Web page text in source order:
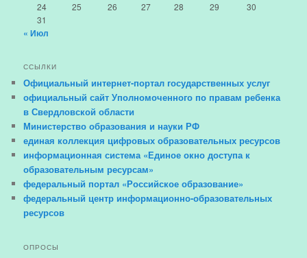
24
25 26 27 28 29
30
31
« Июл
ССЫЛКИ
Официальный интернет-портал государственных услуг
официальный сайт Уполномоченного по правам ребенка
в Свердловской области
Министерство образования и науки РФ
единая коллекция цифровых образовательных ресурсов
информационная система «Единое окно доступа к
образовательным ресурсам»
федеральный портал «Российское образование»
федеральный центр информационно-образовательных
ресурсов
ОПРОСЫ